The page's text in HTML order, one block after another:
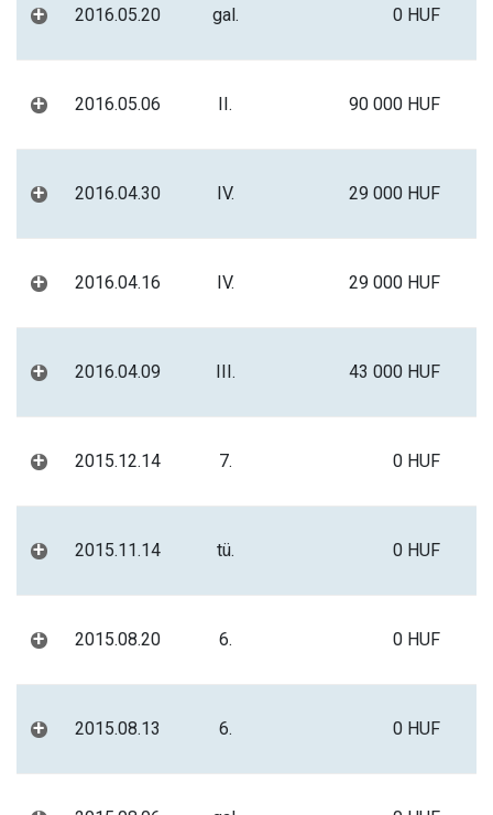
+ 2016.05.20 gal. 0 HUF
+ 2016.05.06 II. 90 000 HUF
+ 2016.04.30 IV. 29 000 HUF
+ 2016.04.16 IV. 29 000 HUF
+ 2016.04.09 III. 43 000 HUF
+ 2015.12.14 7. 0 HUF
+ 2015.11.14 tü. 0 HUF
+ 2015.08.20 6. 0 HUF
+ 2015.08.13 6. 0 HUF